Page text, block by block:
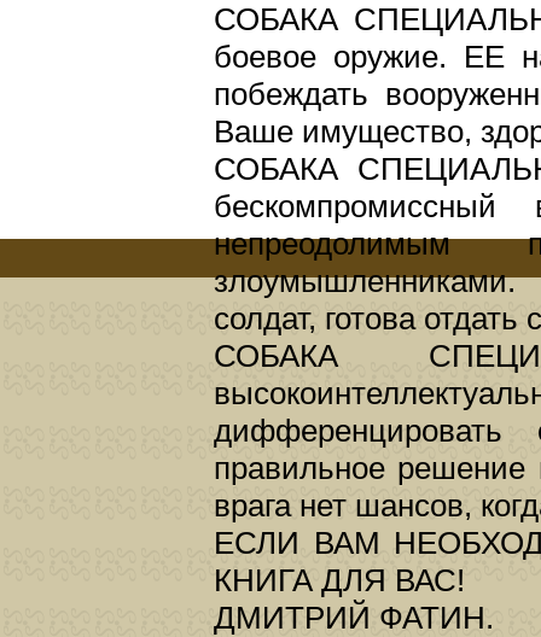
СОБАКА
боевое оружие. ЕЕ
побеждать
Ваше имущество,
СОБАКА
солдат, готова
СОБАКА
дифференцировать
правильное
врага нет шансов,
ЕСЛИ ВАМ
КНИГА ДЛЯ ВАС!
ДМИТРИЙ ФАТИН.